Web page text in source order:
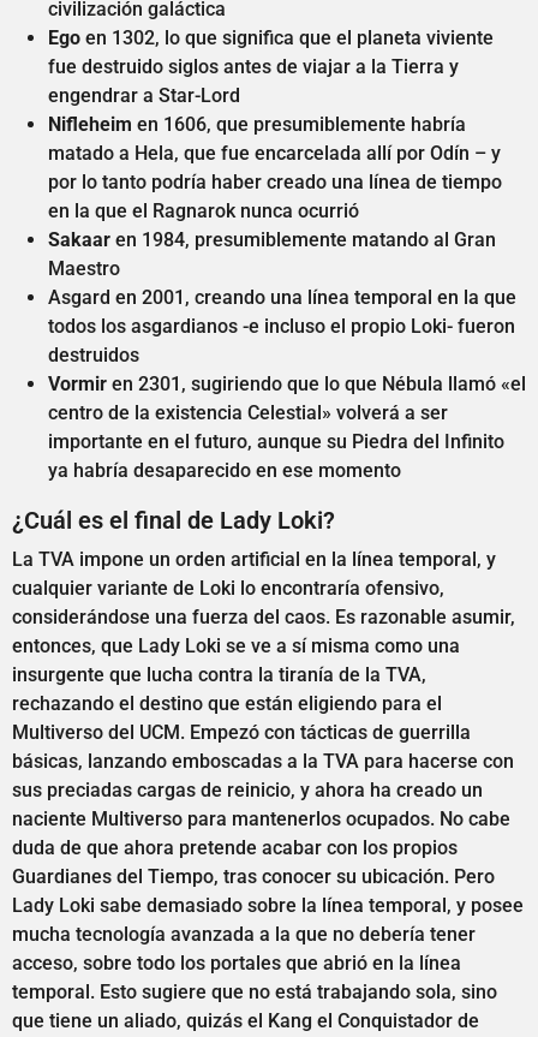
civilización galáctica
Ego en 1302, lo que significa que el planeta viviente
fue destruido siglos antes de viajar a la Tierra y
engendrar a Star-Lord
Nifleheim en 1606, que presumiblemente habría
matado a Hela, que fue encarcelada allí por Odín – y
por lo tanto podría haber creado una línea de tiempo
en la que el Ragnarok nunca ocurrió
Sakaar en 1984, presumiblemente matando al Gran
Maestro
Asgard en 2001, creando una línea temporal en la que
todos los asgardianos -e incluso el propio Loki- fueron
destruidos
Vormir en 2301, sugiriendo que lo que Nébula llamó «el
centro de la existencia Celestial» volverá a ser
importante en el futuro, aunque su Piedra del Infinito
ya habría desaparecido en ese momento
¿Cuál es el final de Lady Loki?
La TVA impone un orden artificial en la línea temporal, y
cualquier variante de Loki lo encontraría ofensivo,
considerándose una fuerza del caos. Es razonable asumir,
entonces, que Lady Loki se ve a sí misma como una
insurgente que lucha contra la tiranía de la TVA,
rechazando el destino que están eligiendo para el
Multiverso del UCM. Empezó con tácticas de guerrilla
básicas, lanzando emboscadas a la TVA para hacerse con
sus preciadas cargas de reinicio, y ahora ha creado un
naciente Multiverso para mantenerlos ocupados. No cabe
duda de que ahora pretende acabar con los propios
Guardianes del Tiempo, tras conocer su ubicación. Pero
Lady Loki sabe demasiado sobre la línea temporal, y posee
mucha tecnología avanzada a la que no debería tener
acceso, sobre todo los portales que abrió en la línea
temporal. Esto sugiere que no está trabajando sola, sino
que tiene un aliado, quizás el Kang el Conquistador de